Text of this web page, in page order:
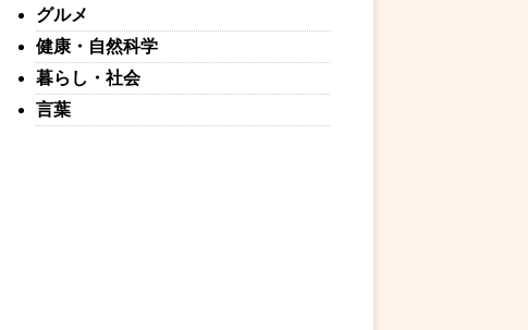
グルメ
健康・自然科学
暮らし・社会
言葉